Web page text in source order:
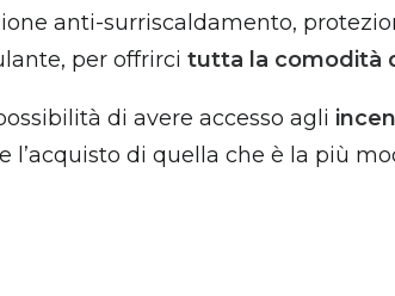
anti-surriscaldamento,
per offrirci tutta la comodità
di avere accesso agli
di quella che è la più